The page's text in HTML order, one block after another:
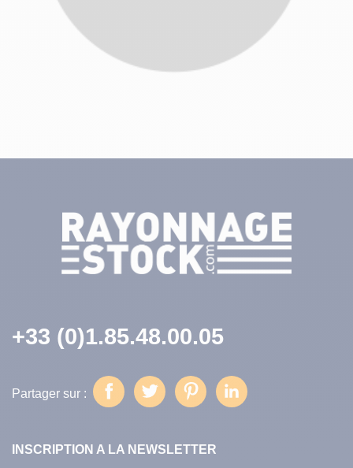
+33 (0)1.85.48.00.05
Partager sur :
Partager Tweet Pinterest
INSCRIPTION A LA NEWSLETTER